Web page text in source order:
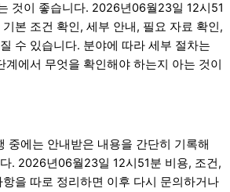
것이 좋습니다. 2026년06월23일 12시51
본 조건 확인, 세부 안내, 필요 자료 확인,
수 있습니다. 분야에 따라 세부 절차는
계에서 무엇을 확인해야 하는지 아는 것이
중에는 안내받은 내용을 간단히 기록해
. 2026년06월23일 12시51분 비용, 조건,
을 따로 정리하면 이후 다시 문의하거나